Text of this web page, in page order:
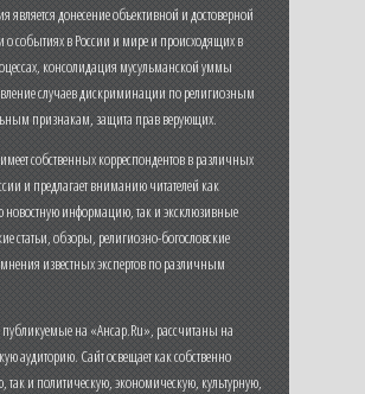
является донесение объективной и достоверной
событиях в России и мире и происходящих в
консолидация мусульманской уммы
случаев дискриминации по религиозным
признакам, защита прав верующих.
собственных корреспондентов в различных
и предлагает вниманию читателей как
новостную информацию, так и эксклюзивные
статьи, обзоры, религиозно-богословские
известных экспертов по различным
на «Ансар.Ru», рассчитаны на
аудиторию. Сайт освещает как собственно
так и политическую, экономическую, культурную,